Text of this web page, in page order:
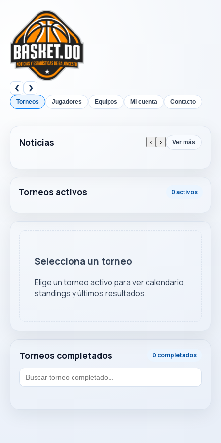
❮ ❯
Torneos Jugadores Equipos Mi cuenta Contacto
Noticias ‹ › Ver más
Torneos activos 0 activos
Torneos completados 0 completados
Selecciona un torneo
Elige un torneo activo para ver calendario,
standings y últimos resultados.